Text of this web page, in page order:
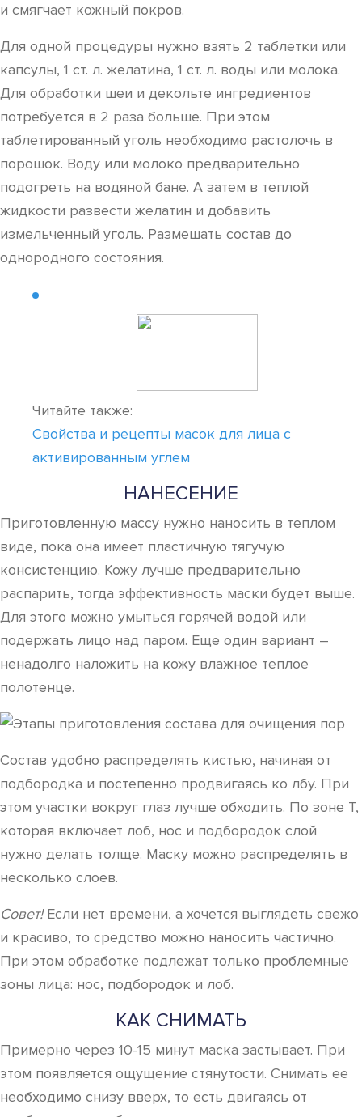
и смягчает кожный покров.
Для одной процедуры нужно взять 2 таблетки или
капсулы, 1 ст. л. желатина, 1 ст. л. воды или молока.
Для обработки шеи и декольте ингредиентов
потребуется в 2 раза больше. При этом
таблетированный уголь необходимо растолочь в
порошок. Воду или молоко предварительно
подогреть на водяной бане. А затем в теплой
жидкости развести желатин и добавить
измельченный уголь. Размешать состав до
однородного состояния.
Читайте также:
Свойства и рецепты масок для лица с
активированным углем
НАНЕСЕНИЕ
Приготовленную массу нужно наносить в теплом
виде, пока она имеет пластичную тягучую
консистенцию. Кожу лучше предварительно
распарить, тогда эффективность маски будет выше.
Для этого можно умыться горячей водой или
подержать лицо над паром. Еще один вариант –
ненадолго наложить на кожу влажное теплое
полотенце.
Состав удобно распределять кистью, начиная от
подбородка и постепенно продвигаясь ко лбу. При
этом участки вокруг глаз лучше обходить. По зоне Т,
которая включает лоб, нос и подбородок слой
нужно делать толще. Маску можно распределять в
несколько слоев.
Совет!Если нет времени, а хочется выглядеть свежо
и красиво, то средство можно наносить частично.
При этом обработке подлежат только проблемные
зоны лица: нос, подбородок и лоб.
КАК СНИМАТЬ
Примерно через 10-15 минут маска застывает. При
этом появляется ощущение стянутости. Снимать ее
необходимо снизу вверх, то есть двигаясь от